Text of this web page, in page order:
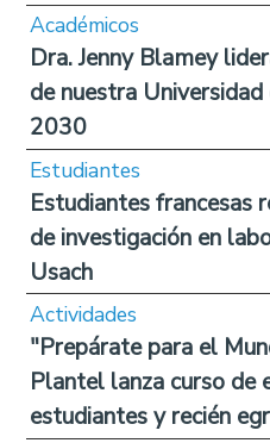
Académicos
Dra. Jenny Blamey
de nuestra
2030
Estudiantes
Estudiantes francesas
de investigación en
Usach
Actividades
"Prepárate para el
Plantel lanza curso de
estudiantes y recién